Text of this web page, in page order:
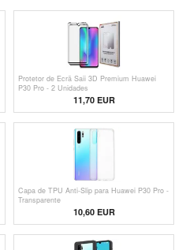
Protetor de Ecrã Saii 3D Premium Huawei
P30 Pro - 2 Unidades
11,70EUR
Capa de TPU Anti-Slip para Huawei P30 Pro -
Transparente
10,60 EUR